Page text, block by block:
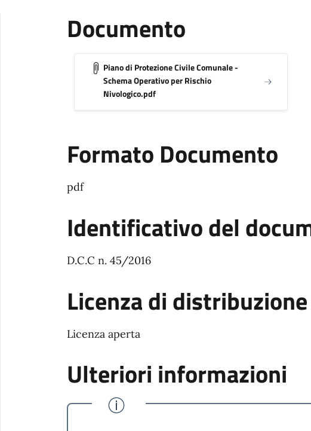
Documento
Piano di Protezione Civile Comunale -
Schema Operativo per Rischio
Nivologico.pdf
Formato Documento
pdf
Identificativo del
D.C.C n. 45/2016
Licenza di distribuzione
Licenza aperta
Ulteriori informazioni